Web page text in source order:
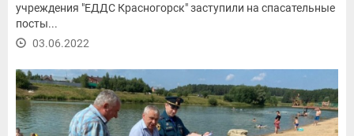
учреждения "ЕДДС Красногорск" заступили на спасательные
посты...
03.06.2022